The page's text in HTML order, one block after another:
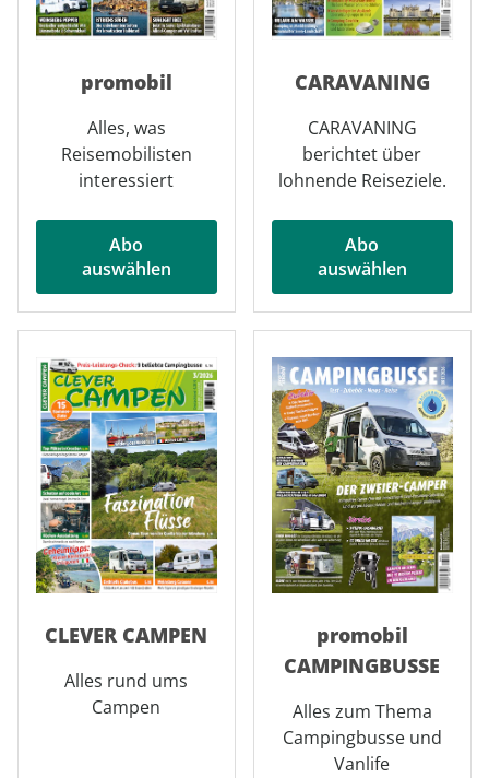
promobil
Alles, was
Reisemobilisten
interessiert
Abo
auswählen
CARAVANING
CARAVANING
berichtet über
lohnende Reiseziele.
Abo
auswählen
CLEVER CAMPEN
Alles rund ums
Campen
promobil
CAMPINGBUSSE
Alles zum Thema
Campingbusse und
Vanlife